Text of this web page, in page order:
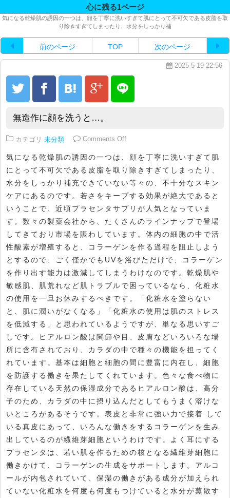
心に残る1ページ
気になる乾燥肌の誘因の一つは、顔を丁寧に洗いすぎて肌にとって不可欠である皮脂を取
り除きすぎてしまったり、水分をしっかり補
前のページ TOP 次のページ
2025-5-19 22:56
無造作に顔を洗うと…。
カテゴリ 未分類 Comments Offon 無造作に顔を洗うと…。
気になる乾燥肌の誘因の一つは、顔を丁寧に洗いすぎて肌
にとって不可欠である皮脂を取り除きすぎてしまったり、
水分をしっかり補充できていない等々の、不十分なスキン
ケアにあるのです。若さをキープする効果が絶大であると
いうことで、近頃プラセンタサプリが人気となっていま
す。数々の製薬会社から、たくさんのラインナップで登場
してきており市場を賑わしています。体内の細胞の中で活
性酸素が増殖すると、コラーゲンを作る過程を阻止しよう
とするので、ごく僅かでもUVを浴びただけで、コラーゲン
を作り出す能力は激減してしまうわけなのです。乾燥肌や
敏感肌、肌荒れなど肌トラブルで困っているなら、化粧水
の使用を一旦お休みするべきです。「化粧水を塗らない
と、肌に潤いがなくなる」「化粧水の使用は肌のストレス
を低減する」と思われているようですが、単なる思いすご
しです。ヒアルロン酸は関節や目、皮膚などいろいろな場
所に含有されており、カラダの中で種々の機能を担ってく
れています。基本は細胞と細胞の間に豊富に内在し、細胞
を防護する働きを果たしてくれています。色々な食べ物に
存在している天然の保湿成分であるヒアルロン酸は、高分
子のため、カラダの中に摂り込んだとしてもうまく溶けな
いところがあるそうです。表皮と非常に強い力で接着 して
いる真皮にあって、いろんな働きをするコラーゲンを生み
出しているのが繊維芽細胞というわけです。よく耳にする
プラセンタは、若い肌を作るための核となる繊維芽細胞に
働きかけて、コラーゲンの生成をサポートします。アルコ
ールが内包されていて、保湿の働きがある成分が加えられ
ていない化粧水を何度も何度もつけていると水分が蒸散す